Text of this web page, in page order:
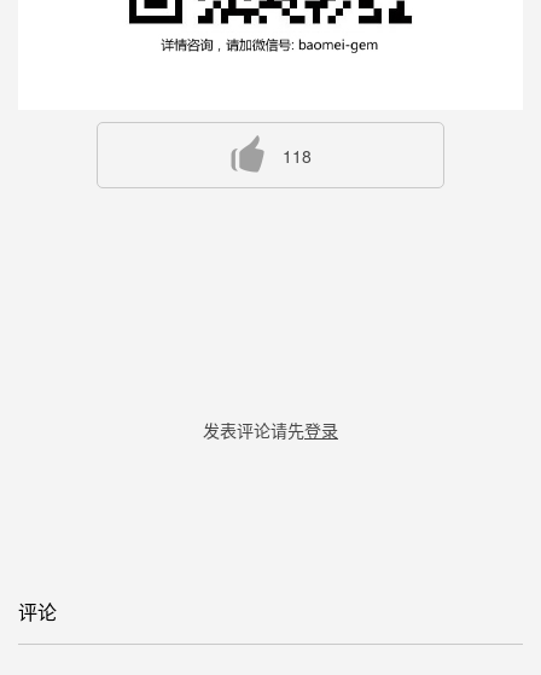
118
发表评论请先登录
评论